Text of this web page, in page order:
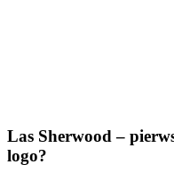
Las Sherwood –
logo?